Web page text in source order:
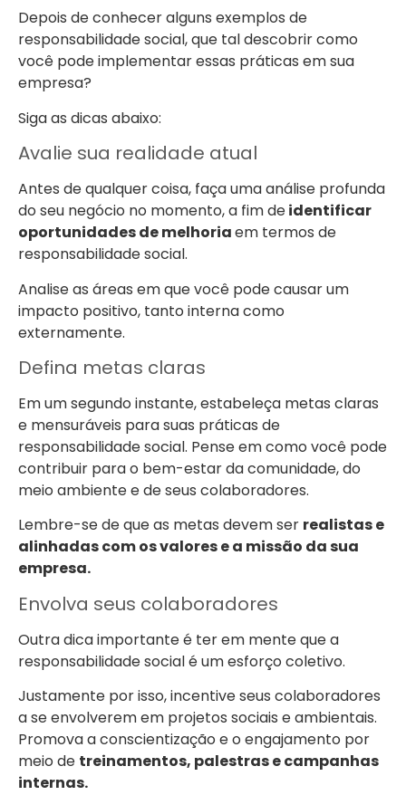
Depois de conhecer alguns exemplos de
responsabilidade social, que tal descobrir como
você pode implementar essas práticas em sua
empresa?
Siga as dicas abaixo:
Avalie sua realidade atual
Antes de qualquer coisa, faça uma análise profunda
do seu negócio no momento, a fim deidentificar
oportunidades de melhoriaem termos de
responsabilidade social.
Analise as áreas em que você pode causar um
impacto positivo, tanto interna como
externamente.
Defina metas claras
Em um segundo instante, estabeleça metas claras
e mensuráveis para suas práticas de
responsabilidade social. Pense em como você pode
contribuir para o bem-estar da comunidade, do
meio ambiente e de seus colaboradores.
Lembre-se de que as metas devem ser realistas e
alinhadas com os valores e a missão da sua
empresa.
Envolva seus colaboradores
Outra dica importante é ter em mente que a
responsabilidade social é um esforço coletivo.
Justamente por isso, incentive seus colaboradores
a se envolverem em projetos sociais e ambientais.
Promova a conscientização e o engajamento por
meio de treinamentos, palestras e campanhas
internas.